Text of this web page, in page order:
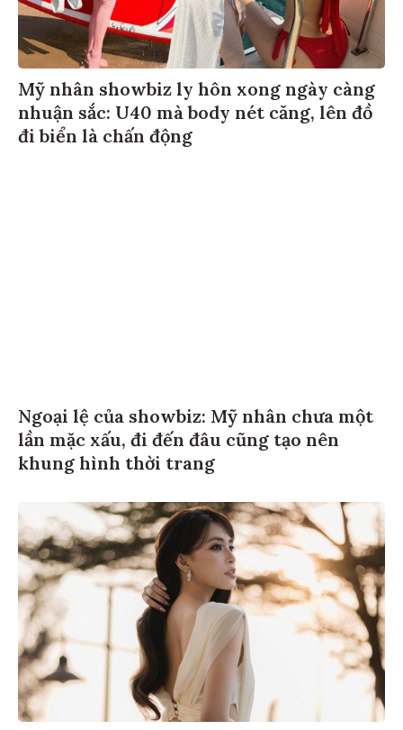
Mỹ nhân showbiz ly hôn xong ngày càng
nhuận sắc: U40 mà body nét căng, lên đồ
đi biển là chấn động
Ngoại lệ của showbiz: Mỹ nhân chưa một
lần mặc xấu, đi đến đâu cũng tạo nên
khung hình thời trang